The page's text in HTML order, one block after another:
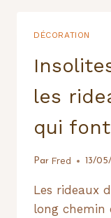
DÉCORATION
les
qui
Par Fred 13/
Les rideaux
long chemin